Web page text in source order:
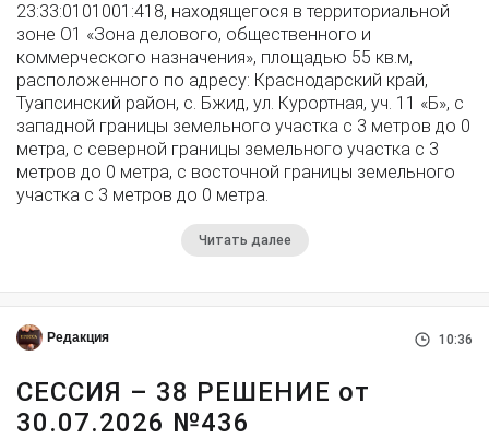
23:33:0101001:418, находящегося в территориальной
зоне О1 «Зона делового, общественного и
коммерческого назначения», площадью 55 кв.м,
расположенного по адресу: Краснодарский край,
Туапсинский район, с. Бжид, ул. Курортная, уч. 11 «Б», с
западной границы земельного участка с 3 метров до 0
метра, с северной границы земельного участка с 3
метров до 0 метра, с восточной границы земельного
участка с 3 метров до 0 метра.
Читать далее
Редакция 10:36
СЕССИЯ – 38 РЕШЕНИЕ от
30.07.2026 №436